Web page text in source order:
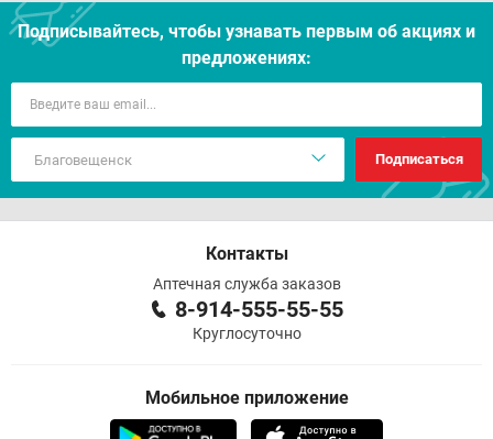
Подписывайтесь, чтобы узнавать первым об акцияx и
предложениях:
Подписаться
Контакты
Аптечная служба заказов
8-914-555-55-55
Круглосуточно
Мобильное приложение